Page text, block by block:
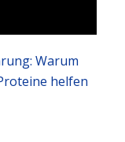
Warum
helfen